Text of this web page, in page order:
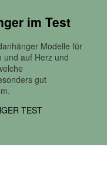
im Test
Modelle für
und auf Herz und
gut
TEST